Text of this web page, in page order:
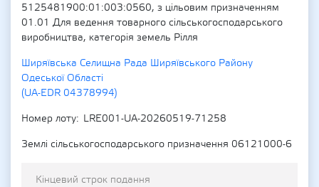
5125481900:01:003:0560, з цільовим призначенням
01.01 Для ведення товарного сільськогосподарського
виробництва, категорія земель Рілля
Ширяївська Селищна Рада Ширяївського Району
Одеської Області
(UA-EDR 04378994)
Номер лоту
LRE001-UA-20260519-71258
Землі сільськогосподарського призначення 06121000-6
Кінцевий строк подання